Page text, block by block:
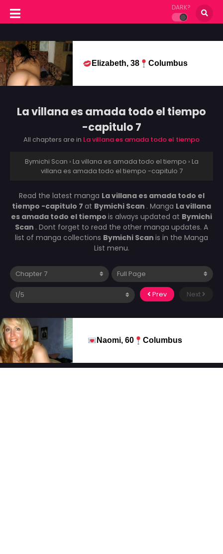
DARK?
Elizabeth, 38 Columbus
La villana es amada todo el tiempo
-capitulo 7
All chapters are in La villana es amada todo el tiempo
Bymichi Scan › La villana es amada todo el tiempo › La
villana es amada todo el tiempo -capitulo 7
Read the latest manga La villana es amada todo el
tiempo -capitulo 7 at Bymichi Scan . Manga La villana
es amada todo el tiempo is always updated at Bymichi
Scan . Dont forget to read the other manga updates. A
list of manga collections Bymichi Scan is in the Manga
List menu.
Prev Next
Naomi, 60 Columbus